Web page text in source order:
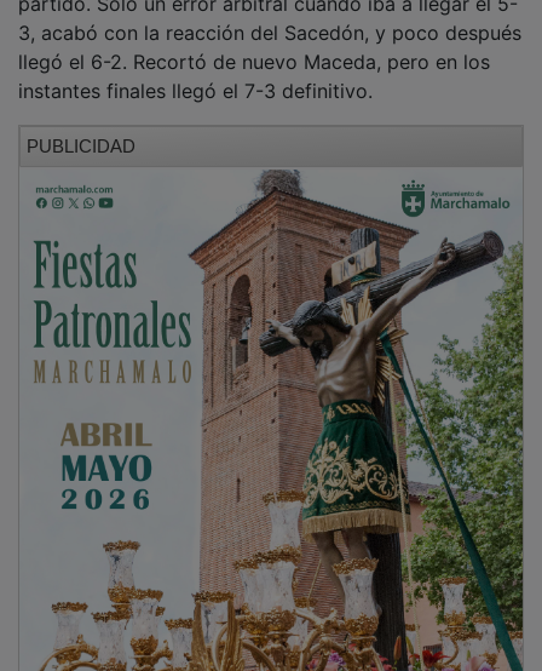
3, acabó con la reacción del Sacedón, y poco después
llegó el 6-2. Recortó de nuevo Maceda, pero en los
instantes finales llegó el 7-3 definitivo.